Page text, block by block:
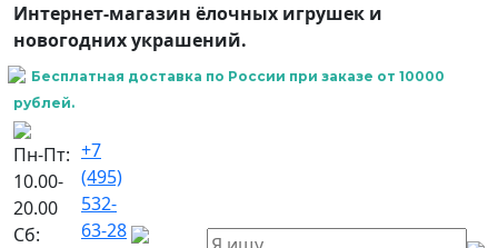
Интернет-магазин ёлочных игрушек и
новогодних украшений.
Бесплатная доставка по России при заказе от 10000
рублей.
Пн-Пт:
10.00-
20.00
Сб:
+7
(495)
532-
63-28